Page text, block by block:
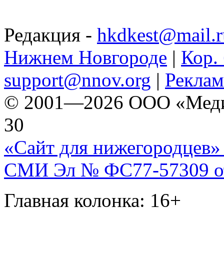
Редакция -
Нижнем Новгороде | Кор.
support@nnov.org |
© 2001—2026 ООО
30
«Сайт для нижегородцев»
СМИ Эл № ФС77-57309
Главная колонка: 16+